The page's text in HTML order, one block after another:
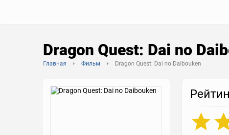
Dragon Quest: Dai no
Главная Фильм Dragon Quest: Dai no Daibouken